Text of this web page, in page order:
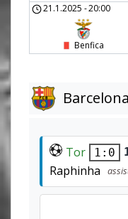
21.1.2025 -20:00
Benfica
Barcelona
Tor 1:0
Raphinha